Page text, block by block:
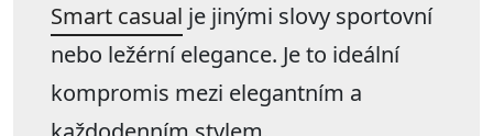
Smart casual je jinými slovy sportovní
nebo ležérní elegance. Je to ideální
kompromis mezi elegantním a